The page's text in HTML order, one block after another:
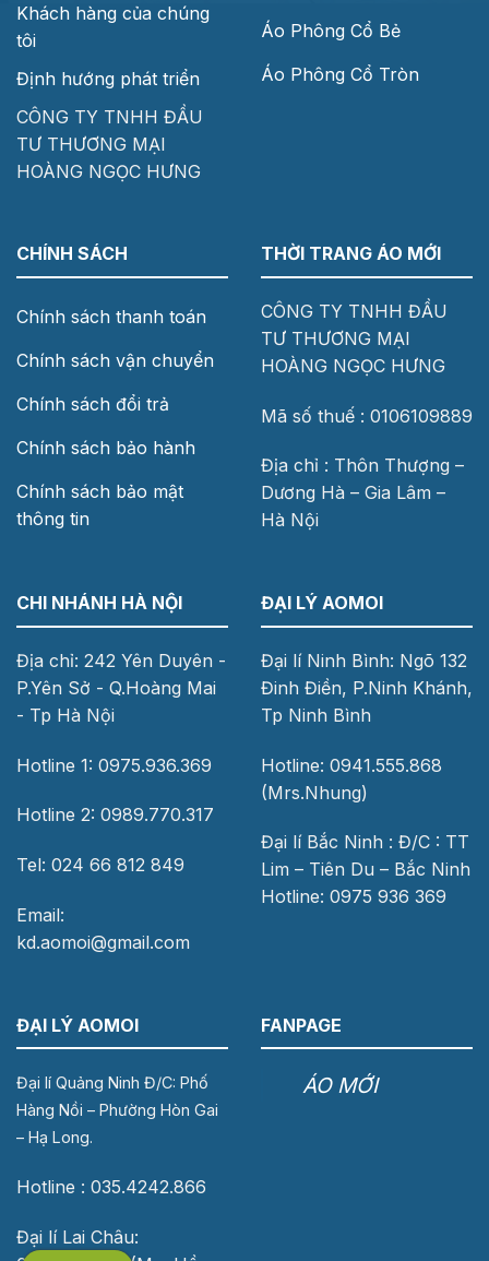
Khách hàng của chúng
tôi
Định hướng phát triển
CÔNG TY TNHH ĐẦU
TƯ THƯƠNG MẠI
HOÀNG NGỌC HƯNG
Áo Phông Cổ Bẻ
Áo Phông Cổ Tròn
CHÍNH SÁCH
Chính sách thanh toán
Chính sách vận chuyển
Chính sách đổi trả
Chính sách bảo hành
Chính sách bảo mật
thông tin
THỜI TRANG ÁO MỚI
CÔNG TY TNHH ĐẦU
TƯ THƯƠNG MẠI
HOÀNG NGỌC HƯNG
Mã số thuế : 0106109889
Địa chỉ : Thôn Thượng –
Dương Hà – Gia Lâm –
Hà Nội
CHI NHÁNH HÀ NỘI
Địa chỉ: 242 Yên Duyên -
P.Yên Sở - Q.Hoàng Mai
- Tp Hà Nội
Hotline 1: 0975.936.369
Hotline 2: 0989.770.317
Tel: 024 66 812 849
Email:
kd.aomoi@gmail.com
ĐẠI LÝ AOMOI
Đại lí Ninh Bình: Ngõ 132
Đinh Điền, P.Ninh Khánh,
Tp Ninh Bình
Hotline: 0941.555.868
(Mrs.Nhung)
Đại lí Bắc Ninh : Đ/C : TT
Lim – Tiên Du – Bắc Ninh
Hotline: 0975 936 369
ĐẠI LÝ AOMOI
Đại lí Quảng Ninh Đ/C: Phố
Hàng Nồi – Phường Hòn Gai
– Hạ Long.
Hotline : 035.4242.866
Đại lí Lai Châu:
FANPAGE
ÁO MỚI